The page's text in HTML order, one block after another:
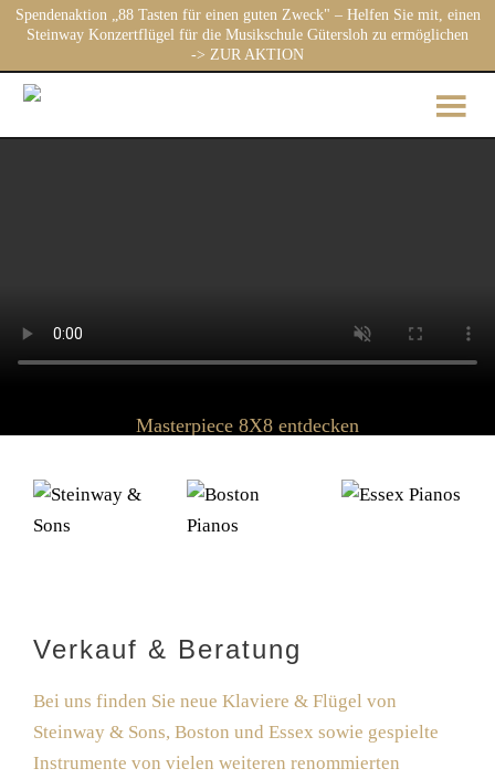
Spendenaktion „88 Tasten für einen guten Zweck" – Helfen Sie mit, einen
Steinway Konzertflügel für die Musikschule Gütersloh zu ermöglichen
-> ZUR AKTION
Masterpiece 8X8 entdecken
Verkauf & Beratung
Bei uns finden Sie neue Klaviere & Flügel von
Steinway & Sons, Boston und Essex sowie gespielte
Instrumente von vielen weiteren renommierten